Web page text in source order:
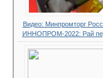
Видео: Минпромторг
ИННОПРОМ-2022: Рай